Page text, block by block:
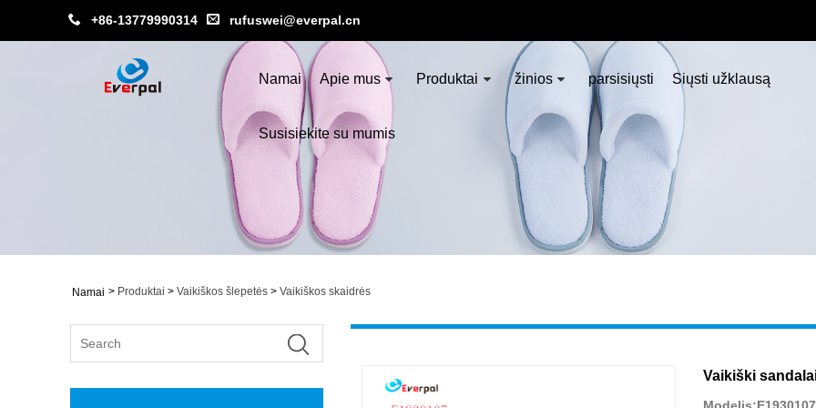
+86-13779990314 rufuswei@everpal.cn
Namai Apie mus Produktai žinios parsisiųsti Siųsti užklausą
Susisiekite su mumis
Namai > Produktai > Vaikiškos šlepetės > Vaikiškos skaidrės
Vaikiški